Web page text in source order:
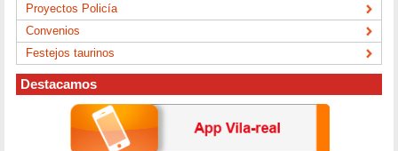
Proyectos Policía
Convenios
Festejos taurinos
Destacamos